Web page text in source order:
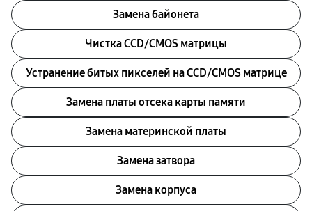
Замена байонета
Чистка CCD/CMOS матрицы
Устранение битых пикселей на CCD/CMOS матрице
Замена платы отсека карты памяти
Замена материнской платы
Замена затвора
Замена корпуса